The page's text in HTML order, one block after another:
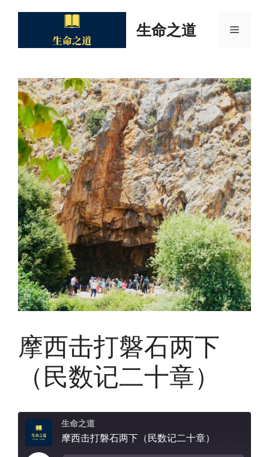
生命之道 Menu
摩西击打磐石两下
（民数记二十章）
生命之道
摩西击打磐石两下（民数记二十章）